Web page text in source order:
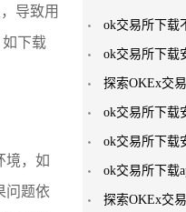
导致用
下载
境，如
问题依
ok交易所下载
ok交易所下载
探索OKEx交
ok交易所下载
ok交易所下载
ok交易所下载
探索OKEx交